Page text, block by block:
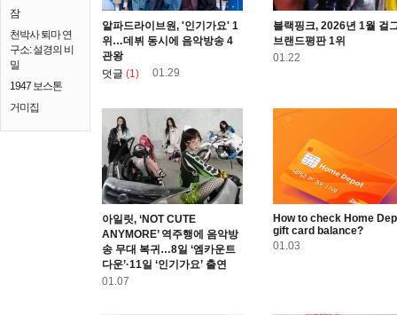
잠
천박사 퇴마 연
구소: 설경의 비
밀
1947 보스톤
거미집
알파드라이브원, '인기가요' 1
위…데뷔 동시에 음악방송 4
관왕
덧글 (1) 01.29
블랙핑크, 2026년 1월 걸
브랜드평판 1위
01.22
아일릿, ‘NOT CUTE
ANYMORE’ 역주행에 음악방
송 무대 복귀…8일 ‘엠카운트
다운’·11일 ‘인기가요’ 출연
01.07
How to check Home
gift card balance?
01.03